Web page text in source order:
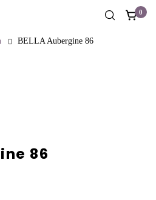
0
BELLA Aubergine 86
86